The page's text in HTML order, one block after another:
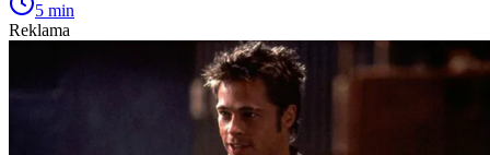
5 min
Reklama